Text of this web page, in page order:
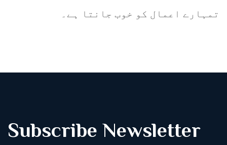
تمہارے اعمال کو خوب جانتا ہے۔
Subscribe Newsletter